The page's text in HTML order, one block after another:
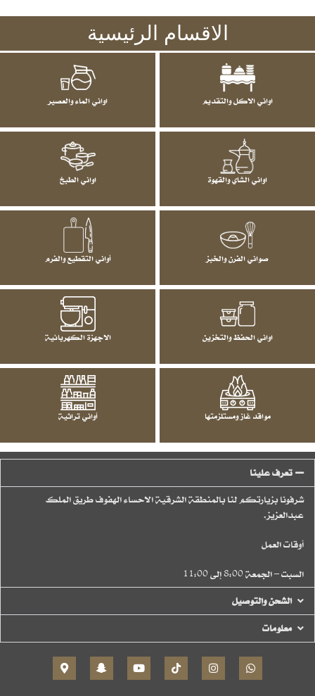
الاقسام الرئيسية
اواني الاكل والتقديم اواني الماء والعصير
اواني الشاي والقهوة اواني الطبخ
صواني الفرن والخبز أواني التقطيع والفرم
اواني الحفظ والتخزين الاجهزة الكهربائية
مواقد غاز ومستلزمتها أواني تراثية
تعرف علينا
شرفونا بزيارتكم لنا بالمنطقة الشرقية الاحساء الهفوف طريق الملك
عبدالعزيز.
أوقات العمل
السبت – الجمعة 8:00 إلى 11:00
الشحن والتوصيل
معلومات